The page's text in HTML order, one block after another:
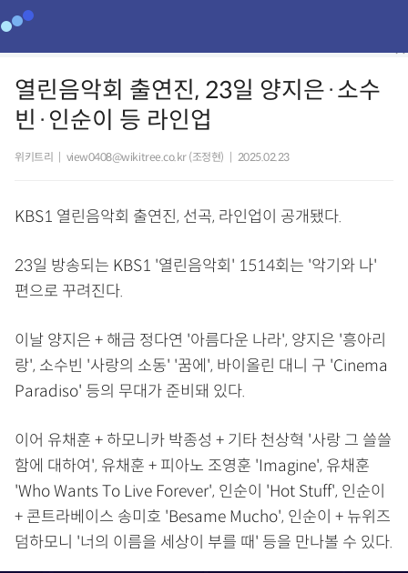
열린음악회 출연진, 23일 양지은·소수
빈·인순이 등 라인업
위키트리 view0408@wikitree.co.kr (조정현) 2025.02.23
KBS1 열린음악회 출연진, 선곡, 라인업이 공개됐다.
23일 방송되는 KBS1 '열린음악회' 1514회는 '악기와 나'
편으로 꾸려진다.
이날 양지은 + 해금 정다연 '아름다운 나라', 양지은 '흥아리
랑', 소수빈 '사랑의 소동' '꿈에', 바이올린 대니 구 'Cinema
Paradiso' 등의 무대가 준비돼 있다.
이어 유채훈 + 하모니카 박종성 + 기타 천상혁 '사랑 그 쓸쓸
함에 대하여', 유채훈 + 피아노 조영훈 'Imagine', 유채훈
'Who Wants To Live Forever', 인순이 'Hot Stuff', 인순이
+ 콘트라베이스 송미호 'Besame Mucho', 인순이 + 뉴위즈
덤하모니 '너의 이름을 세상이 부를 때' 등을 만나볼 수 있다.